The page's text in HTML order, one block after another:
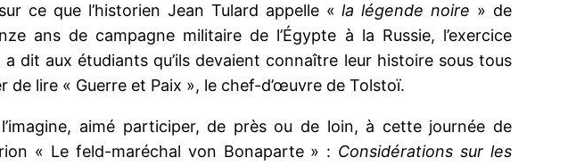
ce que l’historien Jean Tulard appelle «la légende noire » de
ans de campagne militaire de l’Égypte à la Russie, l’exercice
dit aux étudiants qu’ils devaient connaître leur histoire sous tous
de lire « Guerre et Paix », le chef-d’œuvre de Tolstoï.
aimé participer, de près ou de loin, à cette journée de
« Le feld-maréchal von Bonaparte » : Considérations sur les